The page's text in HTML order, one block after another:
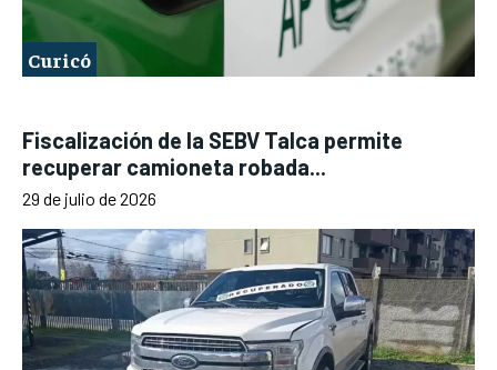
Curicó
Fiscalización de la SEBV Talca permite
recuperar camioneta robada...
29 de julio de 2026